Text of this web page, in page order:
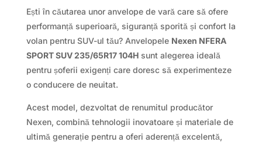
Ești în căutarea unor anvelope de vară care să ofere
performanță superioară, siguranță sporită și confort la
volan pentru SUV-ul tău? Anvelopele Nexen NFERA
SPORT SUV 235/65R17 104Hsunt alegerea ideală
pentru șoferii exigenți care doresc să experimenteze
o conducere de neuitat.
Acest model, dezvoltat de renumitul producător
Nexen, combină tehnologii inovatoare și materiale de
ultimă generație pentru a oferi aderență excelentă,